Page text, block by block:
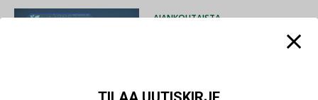
AJANKOHTAISTA
kilpailuedut syntyvät,